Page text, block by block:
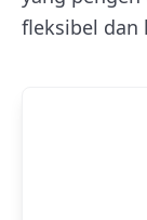
fleksibel dan